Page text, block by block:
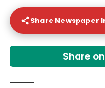
Share Newspaper
Share